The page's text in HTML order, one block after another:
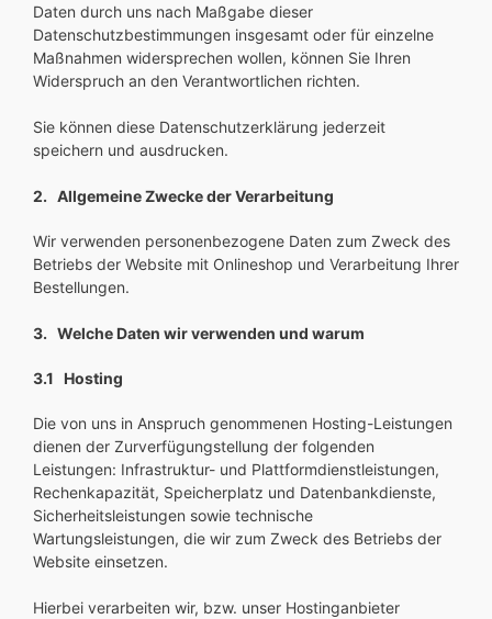
Daten durch uns nach Maßgabe dieser
Datenschutzbestimmungen insgesamt oder für einzelne
Maßnahmen widersprechen wollen, können Sie Ihren
Widerspruch an den Verantwortlichen richten.
Sie können diese Datenschutzerklärung jederzeit
speichern und ausdrucken.
2. Allgemeine Zwecke der Verarbeitung
Wir verwenden personenbezogene Daten zum Zweck des
Betriebs der Website mit Onlineshop und Verarbeitung Ihrer
Bestellungen.
3. Welche Daten wir verwenden und warum
3.1 Hosting
Die von uns in Anspruch genommenen Hosting-Leistungen
dienen der Zurverfügungstellung der folgenden
Leistungen: Infrastruktur- und Plattformdienstleistungen,
Rechenkapazität, Speicherplatz und Datenbankdienste,
Sicherheitsleistungen sowie technische
Wartungsleistungen, die wir zum Zweck des Betriebs der
Website einsetzen.
Hierbei verarbeiten wir, bzw. unser Hostinganbieter